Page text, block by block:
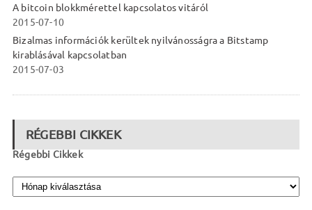
A bitcoin blokkmérettel kapcsolatos vitáról
2015-07-10
Bizalmas információk kerültek nyilvánosságra a Bitstamp
kirablásával kapcsolatban
2015-07-03
RÉGEBBI CIKKEK
Régebbi Cikkek